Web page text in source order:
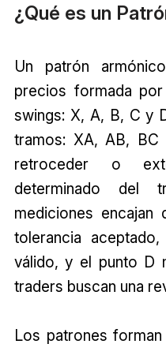
¿Qué es un
Un patrón
precios formada
swings: X, A, B, C y
tramos: XA, AB,
retroceder o
determinado del
mediciones
tolerancia
válido, y el punto D
traders buscan una
Los patrones